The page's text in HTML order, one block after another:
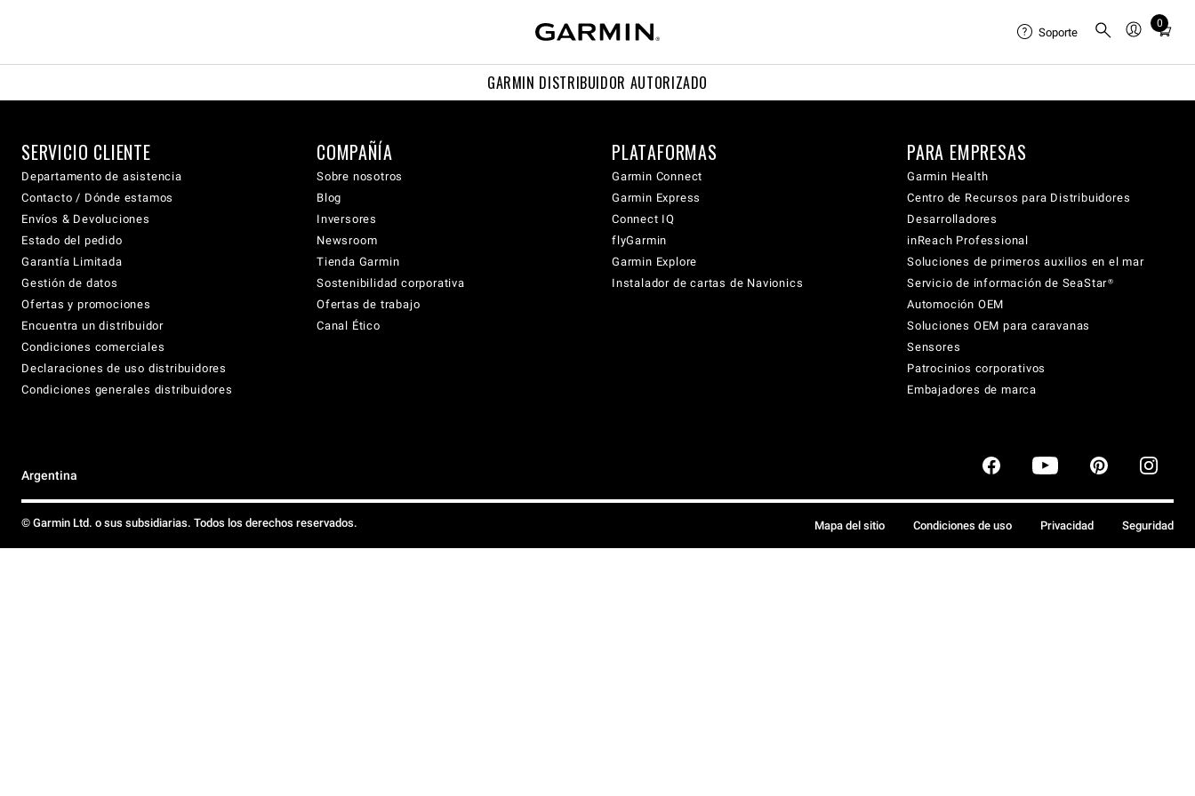
GARMIN DISTRIBUIDOR AUTORIZADO
Soporte
0
Total
cart:
SERVICIO CLIENTE
Departamento de asistencia
Contacto / Dónde estamos
Envíos & Devoluciones
Estado del pedido
Garantía Limitada
Gestión de datos
Ofertas y promociones
Encuentra un distribuidor
Condiciones comerciales
Declaraciones de uso distribuidores
Condiciones generales distribuidores
COMPAÑÍA
Sobre nosotros
Blog
Inversores
Newsroom
Tienda Garmin
Sostenibilidad corporativa
Ofertas de trabajo
Canal Ético
PLATAFORMAS
Garmin Connect
Garmin Express
Connect IQ
flyGarmin
Garmin Explore
Instalador de cartas de Navionics
PARA EMPRESAS
Garmin Health
Centro de Recursos para Distribuidores
Desarrolladores
inReach Professional
Soluciones de primeros auxilios en el mar
Servicio de información de SeaStar®
Automoción OEM
Soluciones OEM para caravanas
Sensores
Patrocinios corporativos
Embajadores de marca
Argentina
© Garmin Ltd. o sus subsidiarias. Todos los derechos reservados. Mapa del sitio Condiciones de uso Privacidad Seguridad